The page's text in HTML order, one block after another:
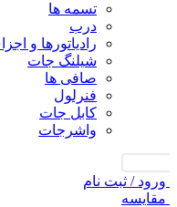
تسمه ها
درب
رادیاتورها و
شیلنگ جات
صافی ها
فنرلول
کابل جات
واشرجات
ورود / ثبت نام
مقايسه